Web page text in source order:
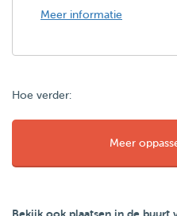
Meer informatie
Hoe verder:
Meer